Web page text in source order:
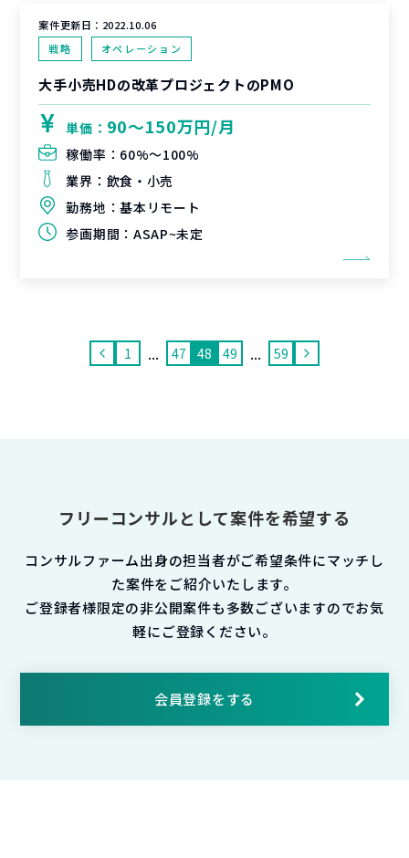
案件更新日： 2022.10.06
戦略
オペレーション
大手小売HDの改革プロジェクトのPMO
単価： 90〜150万円/月
稼働率： 60%〜100%
業界： 飲食・小売
勤務地：基本リモート
参画期間： ASAP~未定
1 ... 47 48 49 ... 59
フリーコンサルとして案件を希望する
コンサルファーム出身の担当者がご希望条件にマッチし
た案件をご紹介いたします。
ご登録者様限定の非公開案件も多数ございますのでお気
軽にご登録ください。
会員登録をする